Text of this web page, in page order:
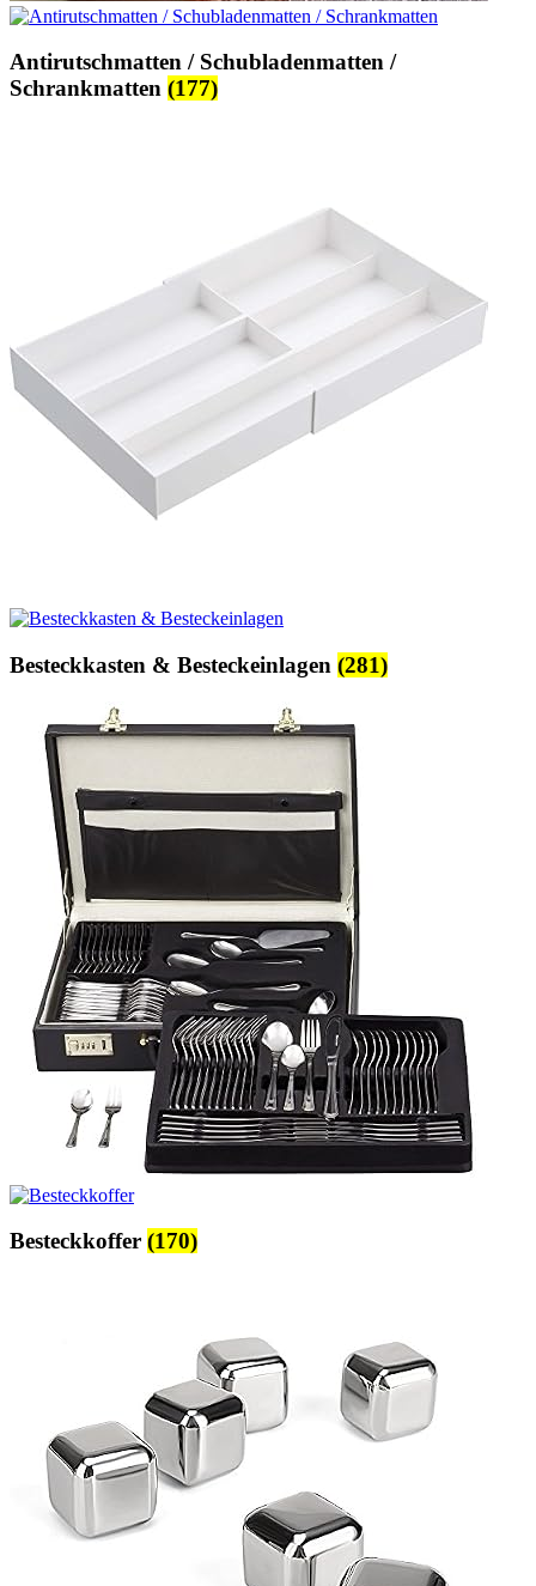
Antirutschmatten / Schubladenmatten /
Schrankmatten (177)
Besteckkasten & Besteckeinlagen (281)
Besteckkoffer (170)